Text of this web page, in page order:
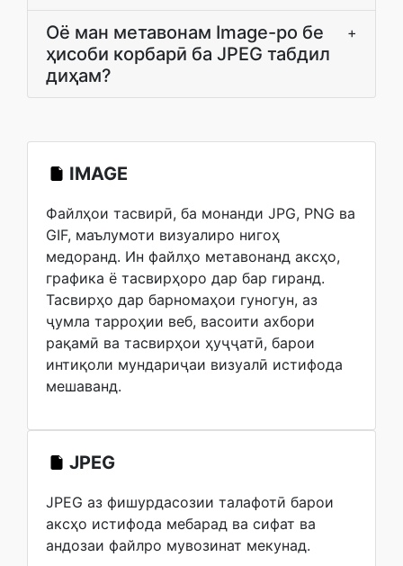
Оё ман метавонам Image-ро бе
ҳисоби корбарӣ ба JPEG табдил
диҳам?
+
IMAGE
Файлҳои тасвирӣ, ба монанди JPG, PNG ва
GIF, маълумоти визуалиро нигоҳ
медоранд. Ин файлҳо метавонанд аксҳо,
графика ё тасвирҳоро дар бар гиранд.
Тасвирҳо дар барномаҳои гуногун, аз
ҷумла тарроҳии веб, васоити ахбори
рақамӣ ва тасвирҳои ҳуҷҷатӣ, барои
интиқоли мундариҷаи визуалӣ истифода
мешаванд.
JPEG
JPEG аз фишурдасозии талафотӣ барои
аксҳо истифода мебарад ва сифат ва
андозаи файлро мувозинат мекунад.